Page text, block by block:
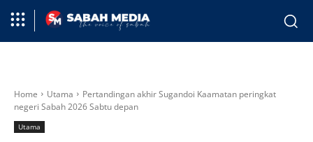
Home Utama
Pertandingan akhir Sugandoi Kaamatan peringkat
negeri Sabah 2026 Sabtu depan
Utama